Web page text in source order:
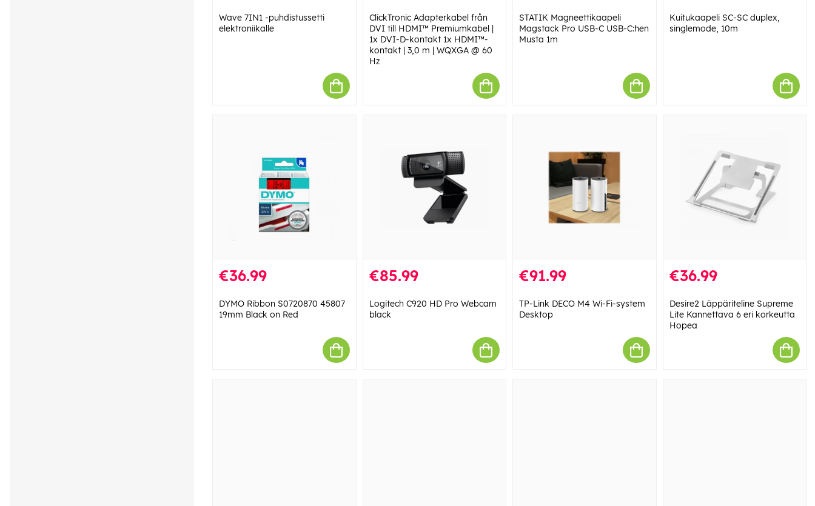
Wave 7IN1 -puhdistussetti
elektroniikalle
ClickTronic Adapterkabel från
DVI till HDMI™ Premiumkabel |
1x DVI-D-kontakt 1x HDMI™-
kontakt | 3,0 m | WQXGA @ 60
Hz
STATIK Magneettikaapeli
Magstack Pro USB-C USB-C:hen
Musta 1m
Kuitukaapeli SC-SC duplex,
singlemode, 10m
€36.99
DYMO Ribbon S0720870 45807
19mm Black on Red
€85.99
Logitech C920 HD Pro Webcam
black
€91.99
TP-Link DECO M4 Wi-Fi-system
Desktop
€36.99
Desire2 Läppäriteline Supreme
Lite Kannettava 6 eri korkeutta
Hopea